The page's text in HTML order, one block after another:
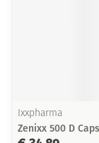
Ixxpharma
Zenixx 500 D